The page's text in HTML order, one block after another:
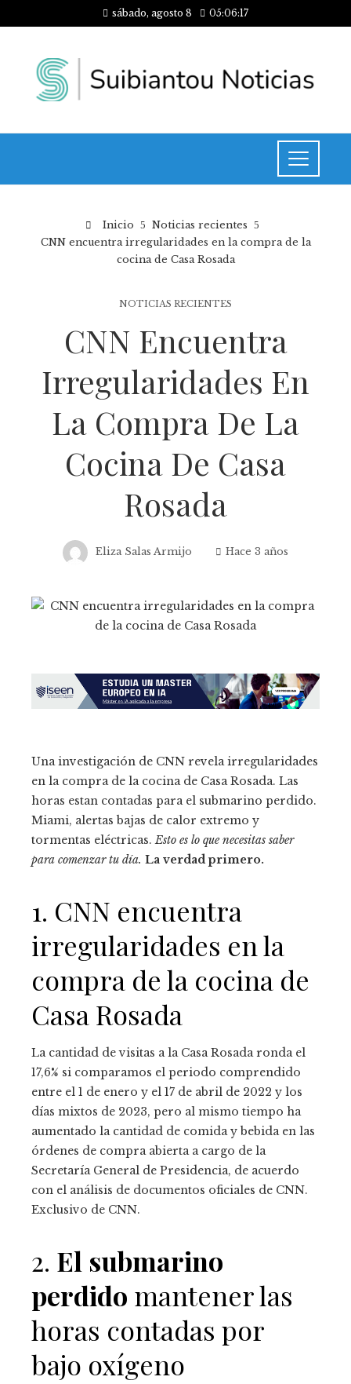
sábado, agosto 8 05:06:18
Inicio
Noticias recientes
CNN encuentra irregularidades en la compra de la
cocina de Casa Rosada
NOTICIAS RECIENTES
CNN Encuentra
Irregularidades En
La Compra De La
Cocina De Casa
Rosada
Eliza Salas Armijo Hace 3 años
Una investigación de CNN revela irregularidades
en la compra de la cocina de Casa Rosada. Las
horas estan contadas para el submarino perdido.
Miami, alertas bajas de calor extremo y
tormentas eléctricas.Esto es lo que necesitas saber
para comenzar tu día. La verdad primero.
1. CNN encuentra
irregularidades en la
compra de la cocina de
Casa Rosada
La cantidad de visitas a la Casa Rosada ronda el
17,6% si comparamos el periodo comprendido
entre el 1 de enero y el 17 de abril de 2022 y los
días mixtos de 2023, pero al mismo tiempo ha
aumentado la cantidad de comida y bebida en las
órdenes de compra abierta a cargo de la
Secretaría General de Presidencia, de acuerdo
con el análisis de documentos oficiales de CNN.
Exclusivo de CNN.
2. El submarino
perdido mantener las
horas contadas por
bajo oxígeno